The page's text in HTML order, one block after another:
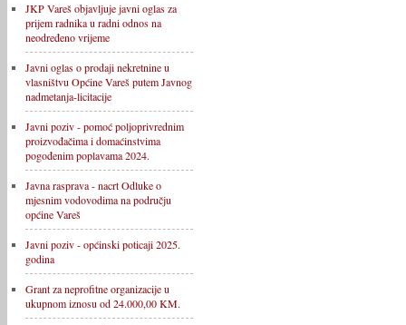
JKP Vareš objavljuje javni oglas za
prijem radnika u radni odnos na
neodređeno vrijeme
Javni oglas o prodaji nekretnine u
vlasništvu Općine Vareš putem Javnog
nadmetanja-licitacije
Javni poziv - pomoć poljoprivrednim
proizvođačima i domaćinstvima
pogođenim poplavama 2024.
Javna rasprava - nacrt Odluke o
mjesnim vodovodima na području
općine Vareš
Javni poziv - općinski poticaji 2025.
godina
Grant za neprofitne organizacije u
ukupnom iznosu od 24.000,00 KM.